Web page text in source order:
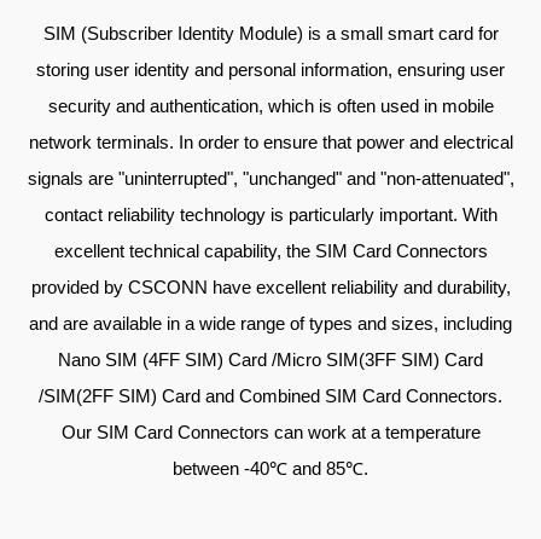
SIM (Subscriber Identity Module) is a small smart card for
storing user identity and personal information, ensuring user
security and authentication, which is often used in mobile
network terminals. In order to ensure that power and electrical
signals are "uninterrupted", "unchanged" and "non-attenuated",
contact reliability technology is particularly important. With
excellent technical capability, the SIM Card Connectors
provided by CSCONN have excellent reliability and durability,
and are available in a wide range of types and sizes, including
Nano SIM (4FF SIM) Card /Micro SIM(3FF SIM) Card
/SIM(2FF SIM) Card and Combined SIM Card Connectors.
Our SIM Card Connectors can work at a temperature
between -40℃ and 85℃.